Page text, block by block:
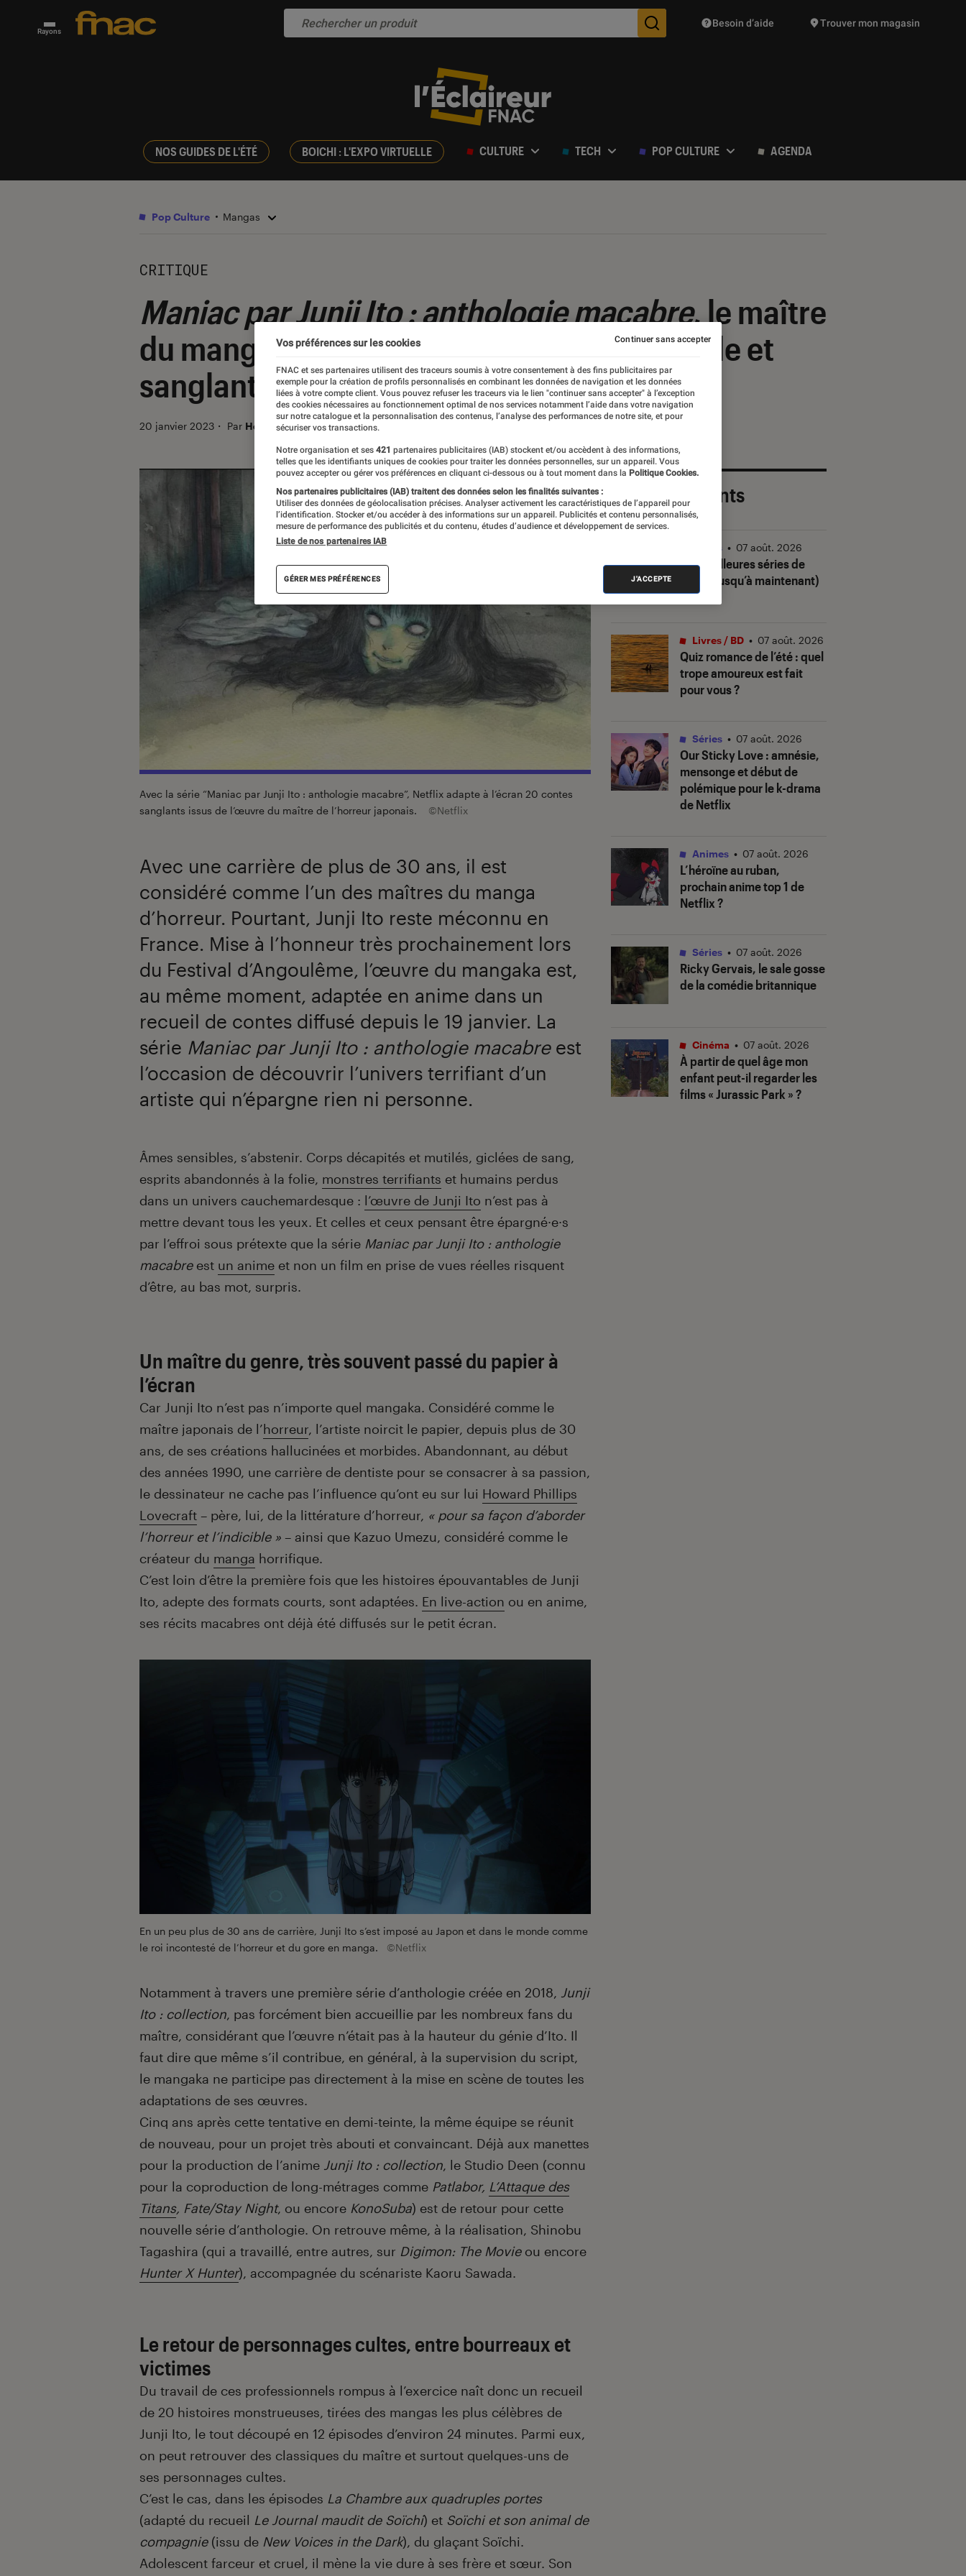
Rayons Des suggestions de produits vont vous être proposées
Besoin d’aide Trouver mon magasin
NOS GUIDES DE L'ÉTÉ BOICHI : L'EXPO VIRTUELLE CULTURE TECH POP CULTURE AGENDA
Pop Culture Mangas
CRITIQUE
Maniac par Junji Ito : anthologie macabre, le maître
du manga d’horreur signe un retour morbide et
sanglant sur Netflix
20 janvier 2023 ・ Par Héloïse Decarre
Avec la série “Maniac par Junji Ito : anthologie macabre”, Netflix adapte à l’écran 20 contes
sanglants issus de l’œuvre du maître de l’horreur japonais.
©Netflix
Avec une carrière de plus de 30 ans, il est
considéré comme l’un des maîtres du manga
d’horreur. Pourtant, Junji Ito reste méconnu en
France. Mise à l’honneur très prochainement lors
du Festival d’Angoulême, l’œuvre du mangaka est,
au même moment, adaptée en anime dans un
recueil de contes diffusé depuis le 19 janvier. La
série Maniac par Junji Ito : anthologie macabreest
l’occasion de découvrir l’univers terrifiant d’un
artiste qui n’épargne rien ni personne.
Introduction
Âmes sensibles, s’abstenir. Corps décapités et mutilés, giclées de sang,
esprits abandonnés à la folie, monstres terrifiants et humains perdus
dans un univers cauchemardesque : l’œuvre de Junji Ito n’est pas à
mettre devant tous les yeux. Et celles et ceux pensant être épargné·e·s
par l’effroi sous prétexte que la série Maniac par Junji Ito : anthologie
macabreest un anime et non un film en prise de vues réelles risquent
d’être, au bas mot, surpris.
Un maître du genre, très souvent passé du papier à
l’écran
Car Junji Ito n’est pas n’importe quel mangaka. Considéré comme le
maître japonais de l’horreur, l’artiste noircit le papier, depuis plus de 30
ans, de ses créations hallucinées et morbides. Abandonnant, au début
des années 1990, une carrière de dentiste pour se consacrer à sa passion,
le dessinateur ne cache pas l’influence qu’ont eu sur lui Howard Phillips
Lovecraft – père, lui, de la littérature d’horreur, « pour sa façon d’aborder
l’horreur et l’indicible » – ainsi que Kazuo Umezu, considéré comme le
créateur du manga horrifique.
C’est loin d’être la première fois que les histoires épouvantables de Junji
Ito, adepte des formats courts, sont adaptées. En live-action ou en anime,
ses récits macabres ont déjà été diffusés sur le petit écran.
En un peu plus de 30 ans de carrière, Junji Ito s’est imposé au Japon et dans le monde comme
le roi incontesté de l’horreur et du gore en manga.
©Netflix
Notamment à travers une première série d’anthologie créée en 2018, Junji
Ito : collection, pas forcément bien accueillie par les nombreux fans du
maître, considérant que l’œuvre n’était pas à la hauteur du génie d’Ito. Il
faut dire que même s’il contribue, en général, à la supervision du script,
le mangaka ne participe pas directement à la mise en scène de toutes les
adaptations de ses œuvres.
Cinq ans après cette tentative en demi-teinte, la même équipe se réunit
de nouveau, pour un projet très abouti et convaincant. Déjà aux manettes
pour la production de l’anime Junji Ito : collection, le Studio Deen (connu
pour la coproduction de long-métrages comme Patlabor, L’Attaque des
Titans, Fate/Stay Night, ou encore KonoSuba) est de retour pour cette
nouvelle série d’anthologie. On retrouve même, à la réalisation, Shinobu
Tagashira (qui a travaillé, entre autres, sur Digimon: The Movieou encore
Hunter X Hunter), accompagnée du scénariste Kaoru Sawada.
Le retour de personnages cultes, entre bourreaux et
victimes
Du travail de ces professionnels rompus à l’exercice naît donc un recueil
de 20 histoires monstrueuses, tirées des mangas les plus célèbres de
Junji Ito, le tout découpé en 12 épisodes d’environ 24 minutes. Parmi eux,
on peut retrouver des classiques du maître et surtout quelques-uns de
ses personnages cultes.
C’est le cas, dans les épisodes La Chambre aux quadruples portes
(adapté du recueil Le Journal maudit de Soïchi) et Soïchi et son animal de
compagnie(issu de New Voices in the Dark), du glaçant Soïchi.
Adolescent farceur et cruel, il mène la vie dure à ses frère et sœur. Son
Les plus récents
Les meilleures séries de
2026 (jusqu’à maintenant)
Séries • 07 août. 2026
Quiz romance de l’été : quel
trope amoureux est fait
pour vous ?
Livres / BD • 07 août. 2026
Our Sticky Love: amnésie,
mensonge et début de
polémique pour le k-drama
de Netflix
Séries • 07 août. 2026
L’héroïne au ruban,
prochain anime top 1 de
Netflix ?
Animes • 07 août. 2026
Ricky Gervais, le sale gosse
de la comédie britannique
Séries • 07 août. 2026
À partir de quel âge mon
enfant peut-il regarder les
films « Jurassic Park » ?
Cinéma • 07 août. 2026
Vos préférences sur les cookies
FNAC et ses partenaires utilisent des traceurs soumis à votre consentement à des fins publicitaires par
exemple pour la création de profils personnalisés en combinant les données de navigation et les données
liées à votre compte client. Vous pouvez refuser les traceurs via le lien "continuer sans accepter" à l’exception
des cookies nécessaires au fonctionnement optimal de nos services notamment l’aide dans votre navigation
sur notre catalogue et la personnalisation des contenus, l’analyse des performances de notre site, et pour
sécuriser vos transactions.
Notre organisation et ses 421 partenaires publicitaires (IAB) stockent et/ou accèdent à des informations,
telles que les identifiants uniques de cookies pour traiter les données personnelles, sur un appareil. Vous
pouvez accepter ou gérer vos préférences en cliquant ci-dessous ou à tout moment dans la Politique Cookies.
Nos partenaires publicitaires (IAB) traitent des données selon les finalités suivantes :
Utiliser des données de géolocalisation précises. Analyser activement les caractéristiques de l’appareil pour
l’identification. Stocker et/ou accéder à des informations sur un appareil. Publicités et contenu personnalisés,
mesure de performance des publicités et du contenu, études d’audience et développement de services.
Liste de nos partenaires IAB
GÉRER MES PRÉFÉRENCES J'ACCEPTE
Continuer sans accepter